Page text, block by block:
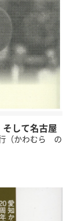
して名古屋
（かわむら の